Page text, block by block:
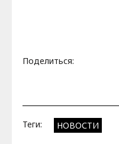
Поделиться:
Теги: НОВОСТИ